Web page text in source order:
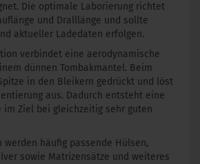
Die optimale Laborierung richtet
und Dralllänge und sollte
aktueller Ladedaten erfolgen.
verbindet eine aerodynamische
dünnen Tombakmantel. Beim
in den Bleikern gedrückt und löst
aus. Dadurch entsteht eine
im Ziel bei gleichzeitig sehr guten
werden häufig passende Hülsen,
sowie Matrizensätze und weiteres